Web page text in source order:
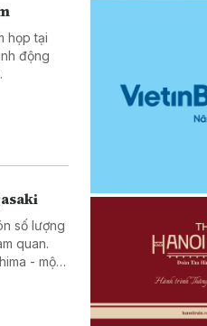
họp tại
động
số lượng
quan.
- một